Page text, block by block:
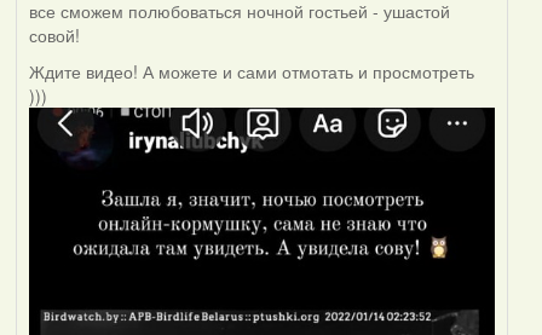
все сможем полюбоваться ночной гостьей - ушастой
совой!
Ждите видео! А можете и сами отмотать и просмотреть
)))